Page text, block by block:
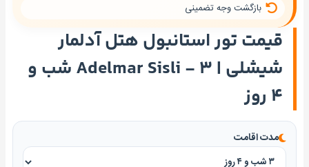
قیمت تور استانبول هتل آدلمار
شیشلی | Adelmar Sisli - ۳ شب و
۴ روز
مدت اقامت
بازگشت وجه تضمینی